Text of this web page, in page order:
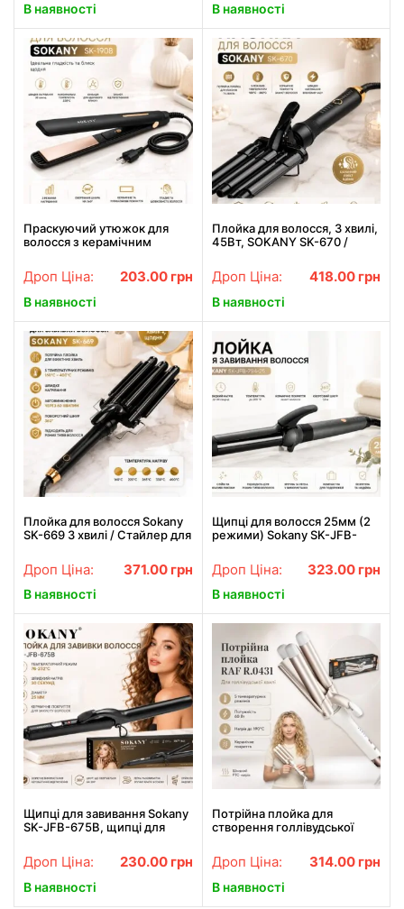
В наявності В наявності
Праскуючий утюжок для
волосся з керамічним
SK-1908, Чорний / Стайлер
для волосся / Щипці для
випрямлення волосся
Дроп Ціна: 203.00 грн
В наявності
Плойка для волосся, 3 хвилі,
45Вт, SOKANY SK-670 /
/ Щипці для завивки волосся
Дроп Ціна: 418.00 грн
В наявності
Плойка для волосся Sokany
SK-669 3 хвилі / Стайлер для
для волосся керамічна, 25
мм, 5 температурних
режимів
Дроп Ціна: 371.00 грн
В наявності
Щипці для волосся 25мм (2
режими) Sokany SK-JFB-
Плойка для волосся
Дроп Ціна: 323.00 грн
В наявності
Щипці для завивання Sokany
SK-JFB-675B, щипці для
Дроп Ціна: 230.00 грн
В наявності
Потрійна плойка для
створення голлівудської
температурними режимами
RAF R.0431 60W
Дроп Ціна: 314.00 грн
В наявності